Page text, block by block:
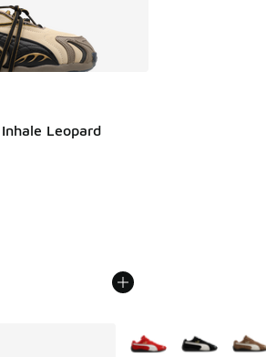
Leopard
Dit artikel is in de
Meer kleuren